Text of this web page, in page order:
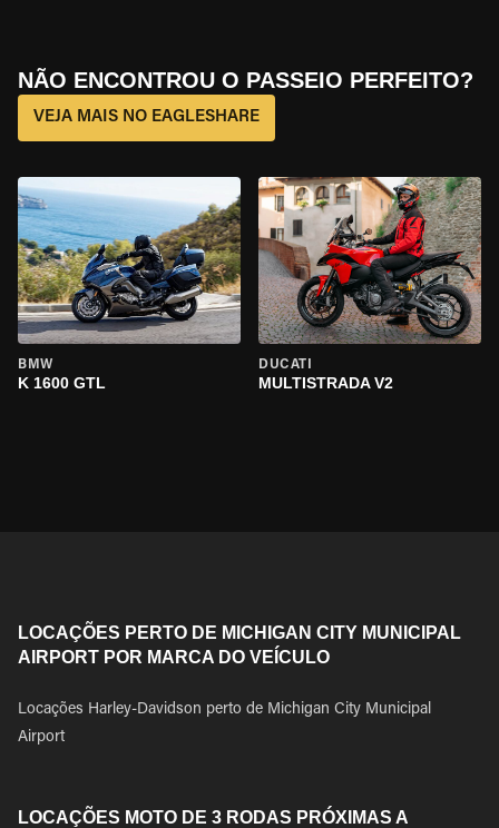
NÃO ENCONTROU O PASSEIO PERFEITO?
VEJA MAIS NO EAGLESHARE
BMW
K 1600 GTL
DUCATI
MULTISTRADA V2
LOCAÇÕES PERTO DE MICHIGAN CITY MUNICIPAL
AIRPORT POR MARCA DO VEÍCULO
Locações Harley-Davidson perto de Michigan City Municipal
Airport
LOCAÇÕES MOTO DE 3 RODAS PRÓXIMAS A